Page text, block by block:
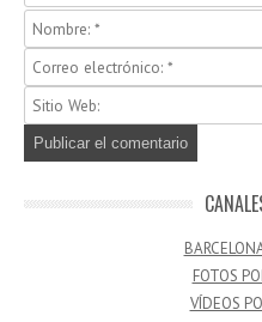
FOTOS
VÍDEOS